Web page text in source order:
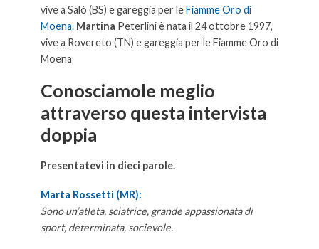
vive a Salò (BS) e gareggia per leFiamme Oro di
Moena. Martina Peterlini è nata il 24 ottobre 1997,
vive a Rovereto (TN) e gareggia per le Fiamme Oro di
Moena
Conosciamole meglio
attraverso questa intervista
doppia
Presentatevi in dieci parole.
Marta Rossetti (MR):
Sono un’atleta, sciatrice, grande appassionata di
sport, determinata, socievole.